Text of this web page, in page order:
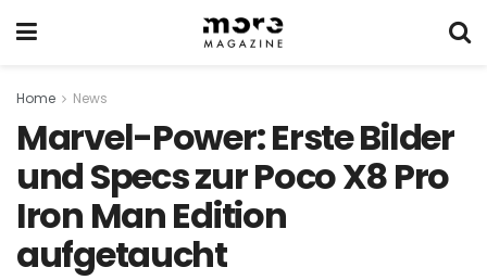
Home News
Marvel-Power: Erste Bilder
und Specs zur Poco X8 Pro
Iron Man Edition
aufgetaucht